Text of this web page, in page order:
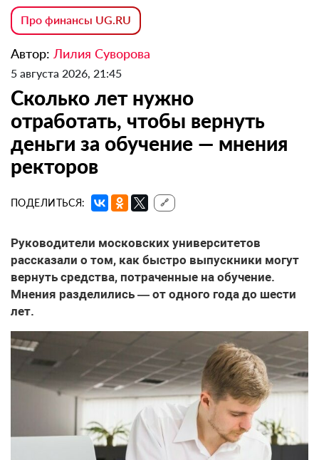
Про финансы UG.RU
Автор: Лилия Суворова
5 августа 2026, 21:45
Сколько лет нужно
отработать, чтобы вернуть
деньги за обучение — мнения
ректоров
ПОДЕЛИТЬСЯ: 🔗
Руководители московских университетов
рассказали о том, как быстро выпускники могут
вернуть средства, потраченные на обучение.
Мнения разделились — от одного года до шести
лет.